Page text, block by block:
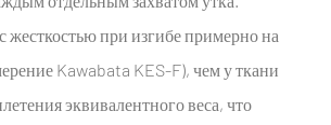
жесткостью при изгибе примерно на
Kawabata KES-F), чем у ткани
эквивалентного веса, что